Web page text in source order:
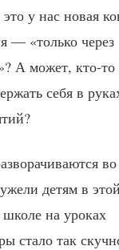
у нас новая
— «только через
А может, кто-то
себя в
детям в
на уроках
стало так